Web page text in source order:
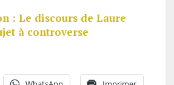
: Le discours de Laure
à controverse